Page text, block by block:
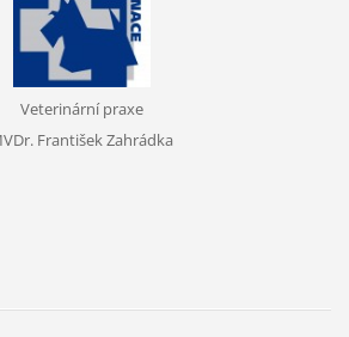
Veterinární praxe
František Zahrádka